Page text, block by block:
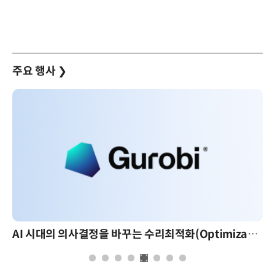
주요 행사 ❯
AI 시대의 의사결정을 바꾸는 수리최적화(Optimization): 실제 산업 적용 사례와 활용 전략